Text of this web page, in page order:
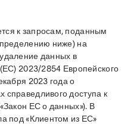
к запросам, поданным
ниже) на
данных в
2023/2854 Европейского
2023 года о
справедливого доступа к
ЕС о данных»). В
под «Клиентом из ЕС»